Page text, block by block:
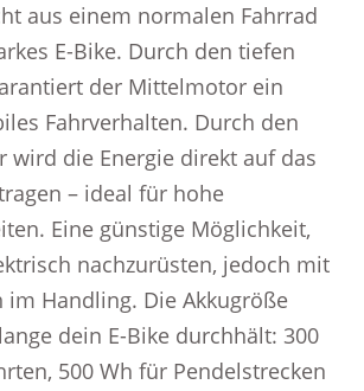
aus einem normalen Fahrrad
E-Bike. Durch den tiefen
der Mittelmotor ein
Fahrverhalten. Durch den
wird die Energie direkt auf das
– ideal für hohe
Eine günstige Möglichkeit,
nachzurüsten, jedoch mit
im Handling. Die Akkugröße
dein E-Bike durchhält: 300
500 Wh für Pendelstrecken